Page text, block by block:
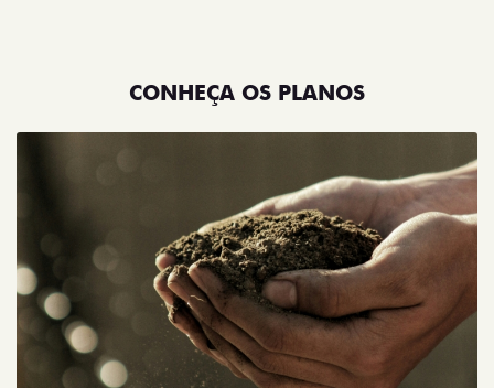
CONHEÇA OS PLANOS